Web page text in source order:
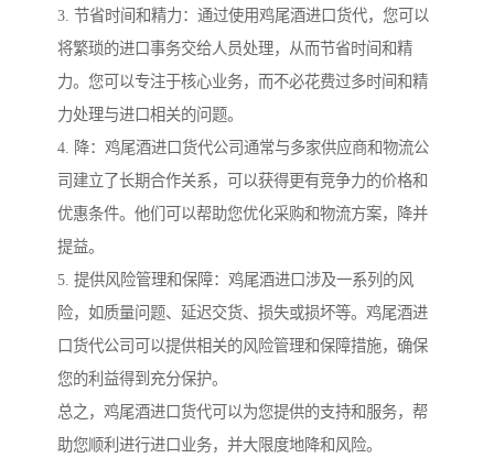
3. 节省时间和精力：通过使用鸡尾酒进口货代，您可以
将繁琐的进口事务交给人员处理，从而节省时间和精
力。您可以专注于核心业务，而不必花费过多时间和精
力处理与进口相关的问题。
4. 降：鸡尾酒进口货代公司通常与多家供应商和物流公
司建立了长期合作关系，可以获得更有竞争力的价格和
优惠条件。他们可以帮助您优化采购和物流方案，降并
提益。
5. 提供风险管理和保障：鸡尾酒进口涉及一系列的风
险，如质量问题、延迟交货、损失或损坏等。鸡尾酒进
口货代公司可以提供相关的风险管理和保障措施，确保
您的利益得到充分保护。
总之，鸡尾酒进口货代可以为您提供的支持和服务，帮
助您顺利进行进口业务，并大限度地降和风险。